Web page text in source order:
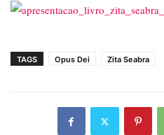
TAGS Opus Dei Zita Seabra